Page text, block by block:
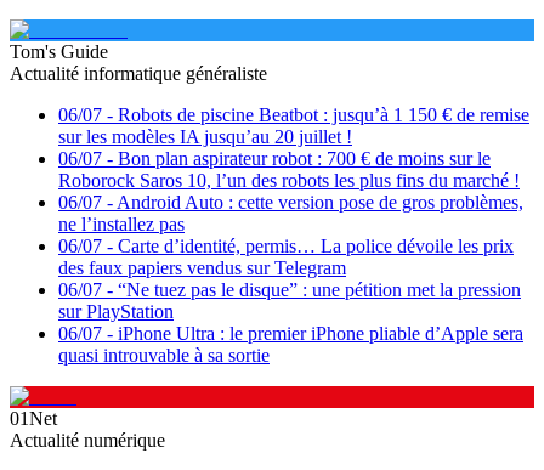
Tom's Guide
Actualité informatique généraliste
06/07 - Robots de piscine Beatbot : jusqu’à 1 150 € de remise
sur les modèles IA jusqu’au 20 juillet !
06/07 - Bon plan aspirateur robot : 700 € de moins sur le
Roborock Saros 10, l’un des robots les plus fins du marché !
06/07 - Android Auto : cette version pose de gros problèmes,
ne l’installez pas
06/07 - Carte d’identité, permis… La police dévoile les prix
des faux papiers vendus sur Telegram
06/07 - “Ne tuez pas le disque” : une pétition met la pression
sur PlayStation
06/07 - iPhone Ultra : le premier iPhone pliable d’Apple sera
quasi introuvable à sa sortie
01Net
Actualité numérique